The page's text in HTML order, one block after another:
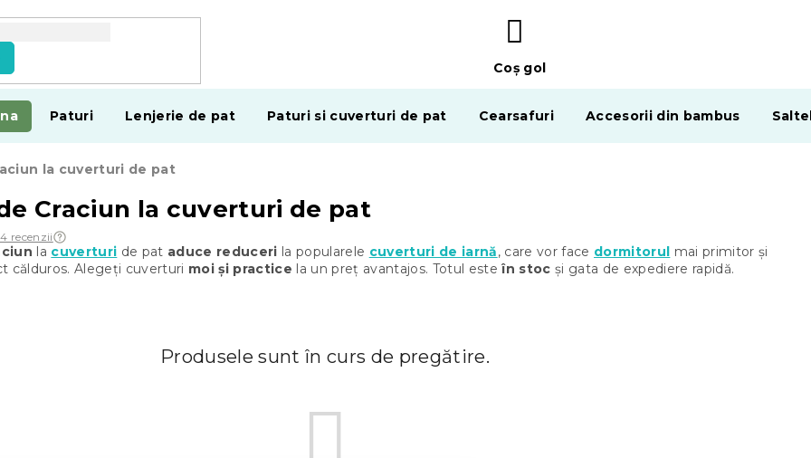
COŞ
DE
Coş gol
Paturi Lenjerie de pat Paturi si cuverturi de pat Cearsafuri Accesorii din bambus
la cuverturi de pat
Craciun la cuverturi de pat
recenzii
la cuverturi de pat aduce reduceri la popularele cuverturi de iarnă, care vor face dormitorul mai primitor și
călduros. Alegeți cuverturi moi și practice la un preț avantajos. Totul esteîn stoc și gata de expediere rapidă.
Produsele sunt în curs de pregătire.